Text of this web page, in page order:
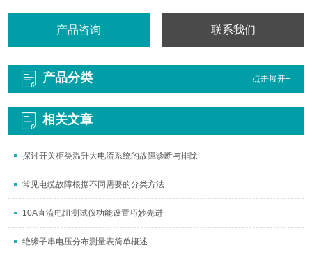
产品咨询 联系我们
产品分类 点击展开+
相关文章
探讨开关柜类温升大电流系统的故障诊断与排除
常见电缆故障根据不同需要的分类方法
10A直流电阻测试仪功能设置巧妙先进
绝缘子串电压分布测量表简单概述